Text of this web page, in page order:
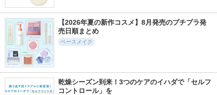
【2026年夏の新作コスメ】8月発売のプチプラ発
売日順まとめ
ベースメイク
乾燥シーズン到来！3つのケアのイハダで「セルフ
コントロール」を